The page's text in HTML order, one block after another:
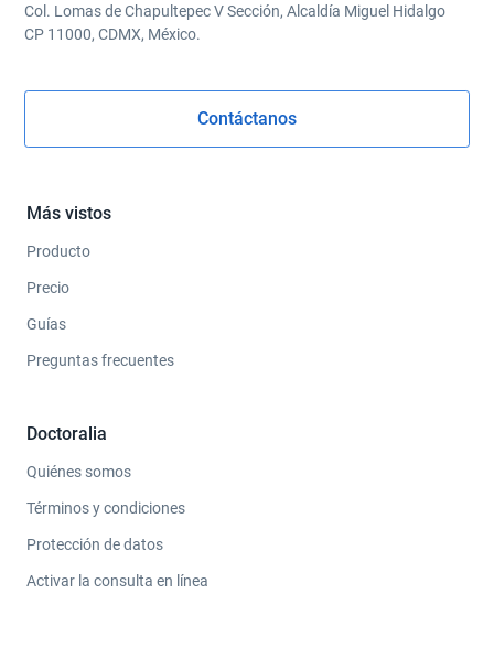
Col. Lomas de Chapultepec V Sección, Alcaldía Miguel Hidalgo
CP 11000, CDMX, México.
Contáctanos
Más vistos
Producto
Precio
Guías
Preguntas frecuentes
Doctoralia
Quiénes somos
Términos y condiciones
Protección de datos
Activar la consulta en línea